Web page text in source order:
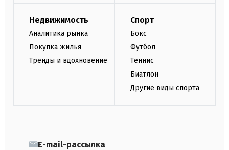
Недвижимость
Аналитика рынка
Покупка жилья
Тренды и вдохновение
Спорт
Бокс
Футбол
Теннис
Биатлон
Другие виды спорта
E-mail-рассылка